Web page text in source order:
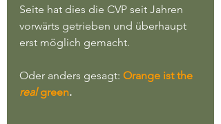
Seite hat dies die CVP seit Jahren
vorwärts getrieben und überhaupt
erst möglich gemacht.
Oder anders gesagt: Orange ist the
real green.